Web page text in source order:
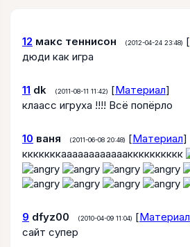
12 макс теннисон (2012-04-24 23:48) [
дюди как игра
11 dk (2011-08-11 11:42) [Материал]
клаасс игруха !!!! Всё попёрло
10 ваня (2011-06-08 20:48) [Материал]
кккккккаааааааааааакккккккккк
9 dfyz00 (2010-04-09 11:04) [Материал
сайт супер